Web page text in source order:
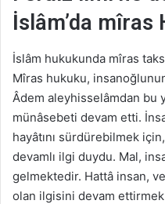
İslâm’da mîras
İslâm hukukunda mîras
Mîras hukuku,
Âdem aleyhisselâmdan bu
münâsebeti devam etti.
hayâtını sürdürebilmek
devamlı ilgi duydu. Mal,
gelmektedir. Hattâ insan,
olan ilgisini devam ettirmek